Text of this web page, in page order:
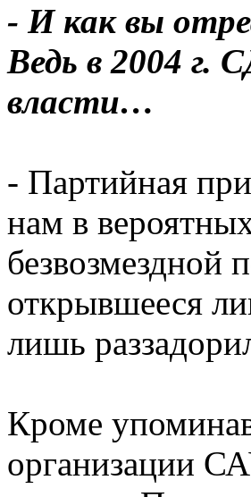
- И как вы
Ведь в 2004 г.
власти…
- Партийная
нам в
безвозмездной
открывшееся
лишь
Кроме
организации